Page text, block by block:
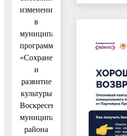
изменений
в
муниципальную
программу
«Сохранение
и
развитие
культуры
Воскресенского
муниципального
района